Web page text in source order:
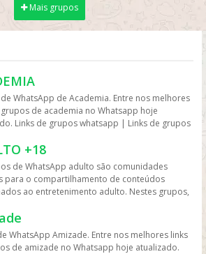
Mais grupos
WhatsApp de Academia. Entre nos melhores
de academia no Whatsapp hoje
Links de grupos whatsapp | Links de grupos
– Link Grupo Whatsapp. Só os melhores
do Whatsapp entre agora porque os
expirar. Mas antes compartilhe os grupos
sociais. Conheça os grupos na rede sociais
e converse com pessoas porque é tudo de
com pessoas do brasil inteiro e também
brasil. Em grupos de whatsapp, entre em
pessoa legais. Grupos de academia
Participe de grupo de musculação no whats,
+18
de WhatsApp adulto são comunidades
para o compartilhamento de conteúdos
ao entretenimento adulto. Nestes grupos,
como sensualidade, relacionamento e
pessoais. Muitos desses grupos focam na
entre adultos com interesses em comum,
WhatsApp Amizade. Entre nos melhores links
de amizade no Whatsapp hoje atualizado.